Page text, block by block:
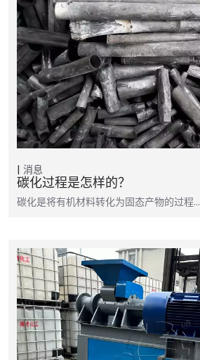
消息
碳化过程是怎样的？
碳化是将有机材料转化为固态产物的过程...